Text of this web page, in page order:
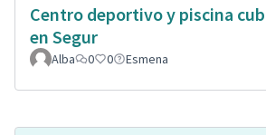
Centro deportivo y piscina
en Segur
Alba
0 0 Esmena